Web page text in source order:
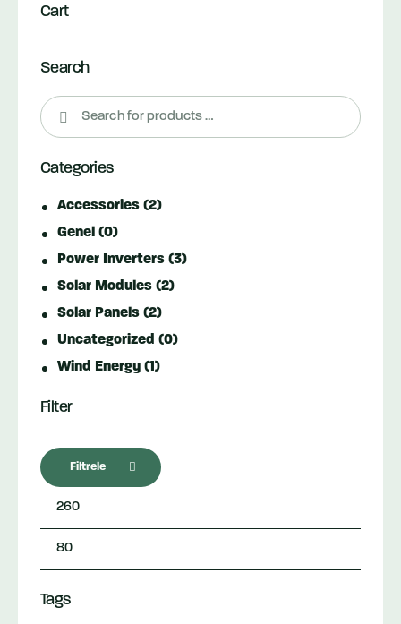
Cart
Search
Categories
Accessories (2)
Genel (0)
Power Inverters (3)
Solar Modules (2)
Solar Panels (2)
Uncategorized (0)
Wind Energy (1)
Filter
düşük
yüksek
Filtrele
Tags